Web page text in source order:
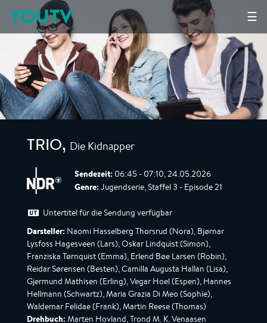
☰
YOUTV
TRIO, Die Kidnapper
Sendezeit: 06:45 - 07:10, 24.05.2026
Genre: Jugendserie, Staffel 3 - Episode 21
Untertitel für die Sendung verfügbar
Darsteller: Naomi Hasselberg Thorsrud (Nora), Bjørnar
Lysfoss Hagesveen (Lars), Oskar Lindquist (Simon),
Franziska Tørnquist (Emma), Erlend Bøe Larsen (Robin),
Reidar Sørensen (Besten), Camilla Augusta Hallan (Lisa),
Gjermund Mathisen (Erling), Vegar Hoel (Espen), Hannes
Hellmann (Schwartz), Maria Grazia Di Meo (Sophie),
Waldemar Felidae (Frank), Martin Reese (Thomas)
Drehbuch: Marten Hovland, Trond M. K. Venaasen